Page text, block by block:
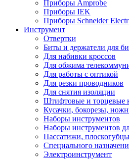
Приборы Amprobe
Приборы IEK
Приборы Schneider
Инструмент
Отвертки
Биты и держатели для
Для набивки кроссов
Для обжима
Для работы с оптикой
Для резки проводников
Для снятия изоляции
Штифтовые и торцевые
Кусачки, бокорезы,
Наборы инструментов
Наборы инструментов
Пассатижи,
Специального
Электроинструмент